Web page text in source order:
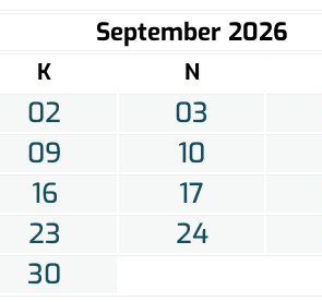
September 2026
K N
02 03
09 10
16 17
23 24
30